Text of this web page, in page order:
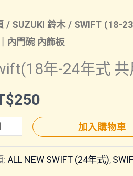
/ SUZUKI 鈴木/ SWIFT (18-
內門碗 內飾板
年-24年式
250
加入購物車
: ALL NEW SWIFT (24年式),